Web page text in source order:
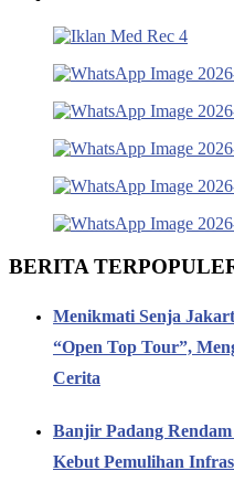
BERITA
Menikmati Senja
“Open Top Tour”,
Cerita
Banjir Padang
Kebut Pemulihan